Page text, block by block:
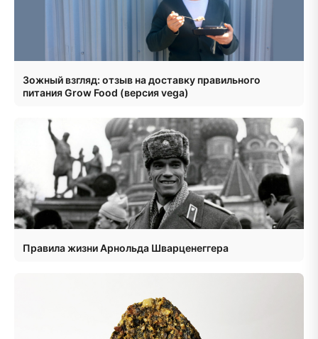
Зожный взгляд: отзыв на доставку правильного
питания Grow Food (версия vega)
Правила жизни Арнольда Шварценеггера